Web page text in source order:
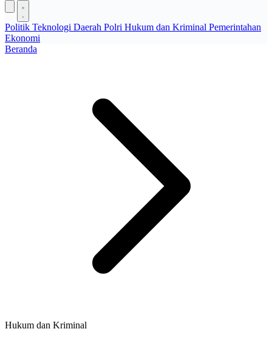
Politik Teknologi Daerah Polri Hukum dan Kriminal Pemerintahan
Ekonomi
Beranda
Hukum dan Kriminal